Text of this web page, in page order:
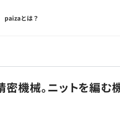
paizaとは？
機械。ニットを編む